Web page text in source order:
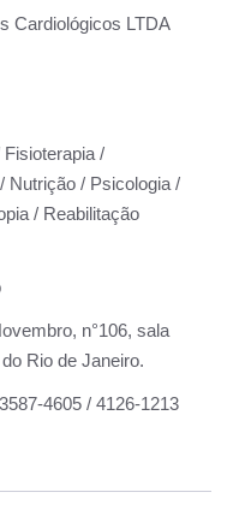
Cardiológicos LTDA
/
Nutrição / Psicologia /
/ Reabilitação
n°106, sala
Rio de Janeiro.
4605 / 4126-1213